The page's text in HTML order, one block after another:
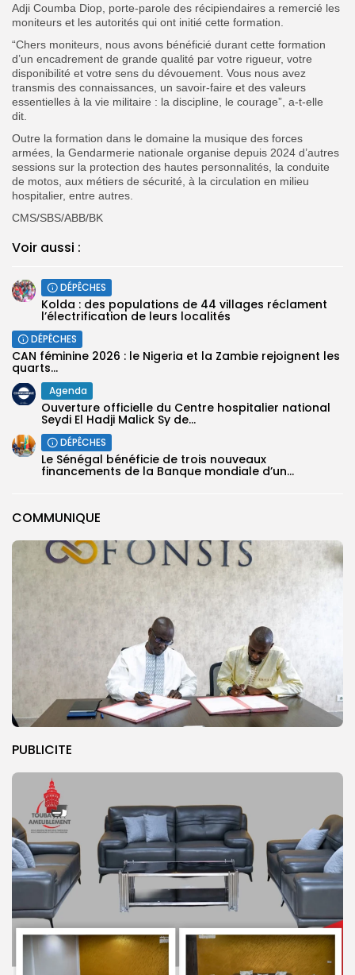
COMMUNIQUE
PUBLICITE
Adji Coumba Diop, porte-parole des récipiendaires a remercié les
moniteurs et les autorités qui ont initié cette formation.
“Chers moniteurs, nous avons bénéficié durant cette formation
d’un encadrement de grande qualité par votre rigueur, votre
disponibilité et votre sens du dévouement. Vous nous avez
transmis des connaissances, un savoir-faire et des valeurs
essentielles à la vie militaire : la discipline, le courage”, a-t-elle
dit.
Outre la formation dans le domaine la musique des forces
armées, la Gendarmerie nationale organise depuis 2024 d’autres
sessions sur la protection des hautes personnalités, la conduite
de motos, aux métiers de sécurité, à la circulation en milieu
hospitalier, entre autres.
CMS/SBS/ABB/BK
Voir aussi :
DÉPÊCHES
Kolda : des populations de 44 villages réclament
l’électrification de leurs localités
DÉPÊCHES
‎CAN féminine 2026 : le Nigeria et la Zambie rejoignent les
quarts...
Agenda
Ouverture officielle du Centre hospitalier national
Seydi El Hadji Malick Sy de...
DÉPÊCHES
Le Sénégal bénéficie de trois nouveaux
financements de la Banque mondiale d’un...